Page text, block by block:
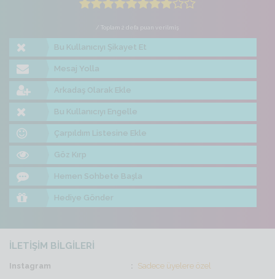
/ Toplam 2 defa puan verilmiş
Bu Kullanıcıyı Şikayet Et
Mesaj Yolla
Arkadaş Olarak Ekle
Bu Kullanıcıyı Engelle
Çarpıldım Listesine Ekle
Göz Kırp
Hemen Sohbete Başla
Hediye Gönder
İLETİŞİM BİLGİLERİ
Instagram
Sadece üyelere özel